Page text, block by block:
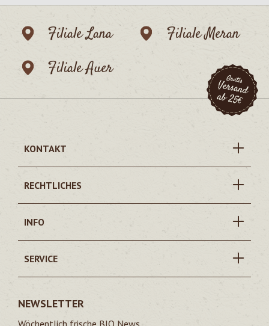
Filiale Lana
Filiale Meran
Filiale Auer
KONTAKT
RECHTLICHES
INFO
SERVICE
NEWSLETTER
Wöchentlich frische BIO News